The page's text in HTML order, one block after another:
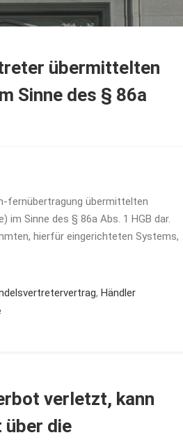
übermittelten
Sinne des § 86a
fernübertragung übermittelten
Sinne des § 86a Abs. 1 HGB dar.
hierfür eingerichteten Systems,
, Händler
verletzt, kann
über die